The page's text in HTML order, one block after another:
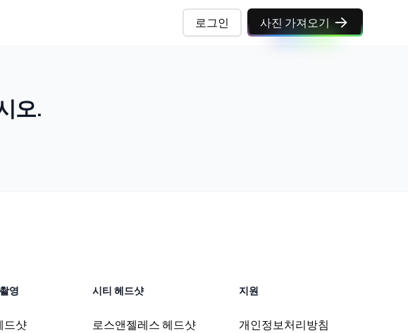
로그인 사진 가져오기
오.
영
드샷
시티 헤드샷
로스앤젤레스 헤드샷
지원
개인정보처리방침